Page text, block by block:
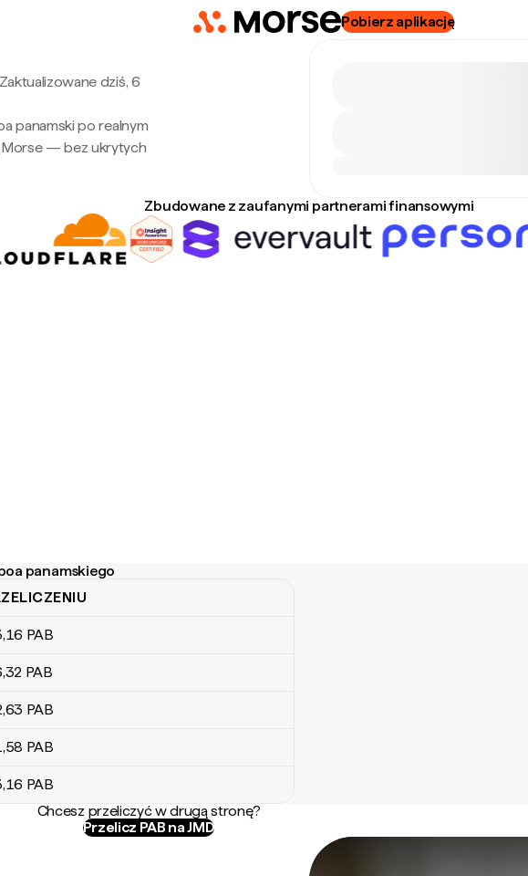
Pobierz aplikację
Zaktualizowane dziś, 6
panamski po realnym
Morse — bez ukrytych
Zbudowane z zaufanymi partnerami finansowymi
panamskiego
,16 PAB
,32 PAB
,63 PAB
,58 PAB
,16 PAB
Chcesz przeliczyć w drugą stronę?
Przelicz PAB na JMD